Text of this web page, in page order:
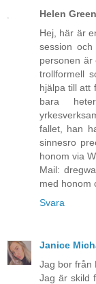
Helen
Hej, här är
session
personen är
trollformell
hjälpa till att
bara
fallet, han
sinnesro
honom via
Mail:
med honom
Svara
Janice
Jag bor från
Jag är skild